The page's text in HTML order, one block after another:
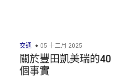
交通 05 十二月 2025
關於豐田凱美瑞的40
個事實